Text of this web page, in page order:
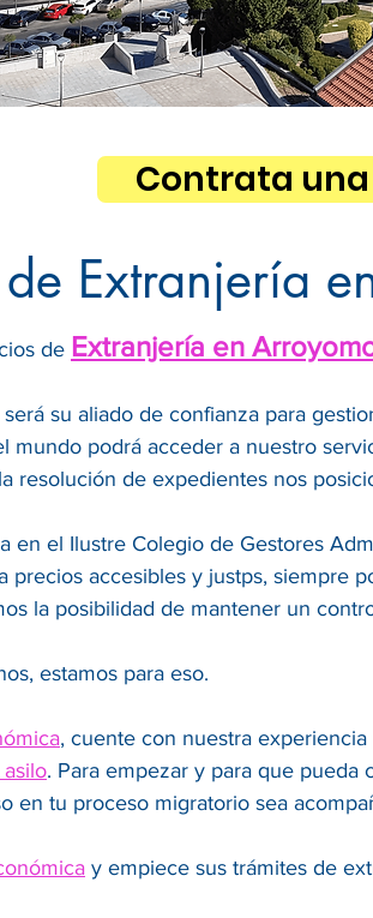
Contrata una
de Extranjería
de Extranjería en
será su aliado de confianza para
mundo podrá acceder a nuestro
resolución de expedientes nos
en el Ilustre Colegio de Gestores
precios accesibles y justps,
la posibilidad de mantener un
estamos para eso.
, cuente con nuestra
. Para empezar y para que pueda
en tu proceso migratorio sea
y empiece sus trámites de